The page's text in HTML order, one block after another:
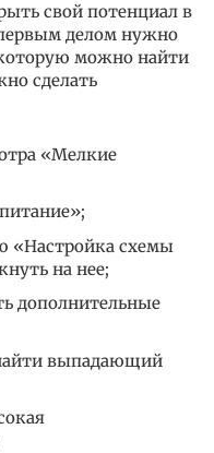
свой потенциал в
делом нужно
можно найти
сделать
«Мелкие
«Настройка схемы
на нее;
дополнительные
выпадающий